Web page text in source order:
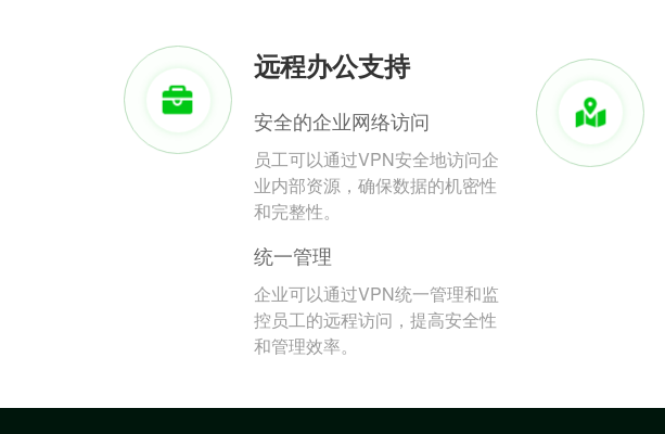
远程办公支持
安全的企业网络访问
员工可以通过VPN安全地访问企
业内部资源，确保数据的机密性
和完整性。
统一管理
企业可以通过VPN统一管理和监
控员工的远程访问，提高安全性
和管理效率。